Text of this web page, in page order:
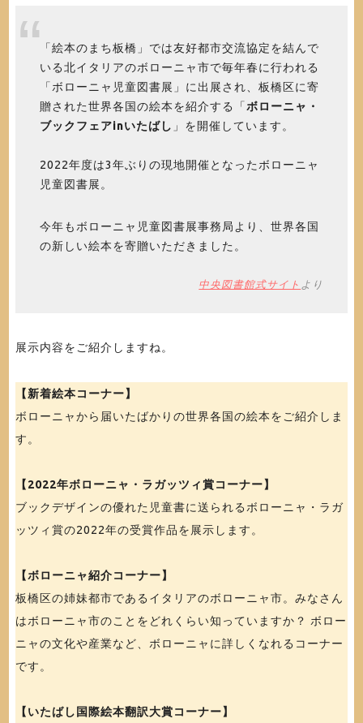
「絵本のまち板橋」では友好都市交流協定を結んで
いる北イタリアのボローニャ市で毎年春に行われる
「ボローニャ児童図書展」に出展され、板橋区に寄
贈された世界各国の絵本を紹介する「ボローニャ・
ブックフェアinいたばし 」を開催しています。
2022年度は3年ぶりの現地開催となったボローニャ
児童図書展。
今年もボローニャ児童図書展事務局より、世界各国
の新しい絵本を寄贈いただきました。
中央図書館式サイト より
展示内容をご紹介しますね。
【新着絵本コーナー】
ボローニャから届いたばかりの世界各国の絵本をご紹介しま
す。
【2022年ボローニャ・ラガッツィ賞コーナー】
ブックデザインの優れた児童書に送られるボローニャ・ラガ
ッツィ賞の2022年の受賞作品を展示します。
【ボローニャ紹介コーナー】
板橋区の姉妹都市であるイタリアのボローニャ市。みなさん
はボローニャ市のことをどれくらい知っていますか？ ボロー
ニャの文化や産業など、ボローニャに詳しくなれるコーナー
です。
【いたばし国際絵本翻訳大賞コーナー】